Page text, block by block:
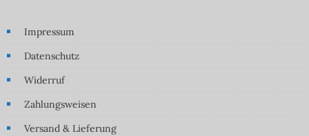
Impressum
Datenschutz
Widerruf
Zahlungsweisen
Versand & Lieferung